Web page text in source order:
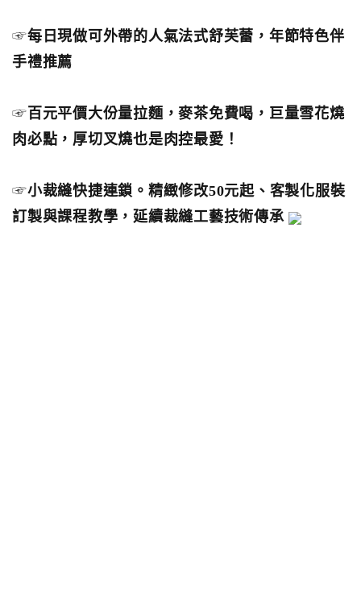
☞每日現做可外帶的人氣法式舒芙蕾，年節特色伴
手禮推薦
☞ 百元平價大份量拉麵，麥茶免費喝，巨量雪花燒
肉必點，厚切叉燒也是肉控最愛！
☞小裁縫快捷連鎖。精緻修改50元起、客製化服裝
訂製與課程教學，延續裁縫工藝技術傳承